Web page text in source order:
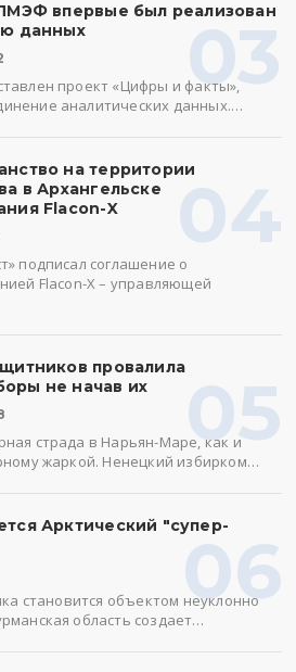
03
впервые был реализован
данных
проект «Цифры и факты»,
аналитических данных.…
04
на территории
в Архангельске
Flacon-X
подписал соглашение о
Flacon-X – управляющей
05
провалила
не начав их
страда в Нарьян-Маре, как и
жаркой. Ненецкий избирком…
06
Арктический "супер-
становится объектом неуклонно
область создает…